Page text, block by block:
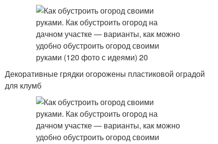
Декоративные грядки огорожены пластиковой оградой
для клумб